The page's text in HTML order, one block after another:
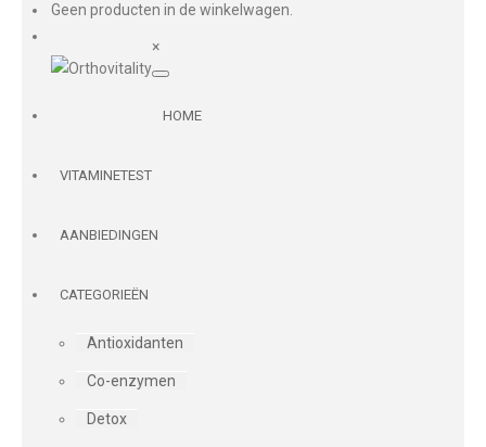
Geen producten in de winkelwagen.
×
HOME
VITAMINETEST
AANBIEDINGEN
CATEGORIEËN
Antioxidanten
Co-enzymen
Detox